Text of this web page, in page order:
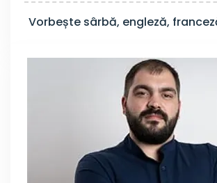
Vorbește sârbă, engleză,